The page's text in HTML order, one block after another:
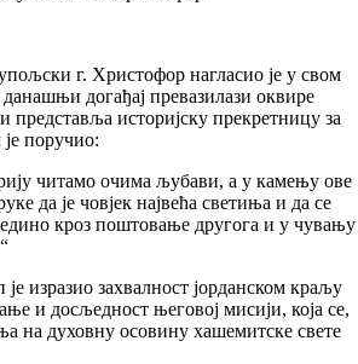
г. Христофор нагласио је у свом
догађај превазилази оквире
представља историјску прекретницу за
поручио:
читамо очима љубави, а у камењу ове
да је човјек највећа светиња и да се
кроз поштовање другога и у чувању
изразио захвалност јорданском краљу
и досљедност његовој мисији, која се,
на духовну осовину хашемитске свете